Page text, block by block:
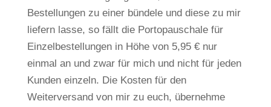
Bestellungen zu einer bündele und diese zu mir
liefern lasse, so fällt die Portopauschale für
Einzelbestellungen in Höhe von 5,95 € nur
einmal an und zwar für mich und nicht für jeden
Kunden einzeln. Die Kosten für den
Weiterversand von mir zu euch, übernehme